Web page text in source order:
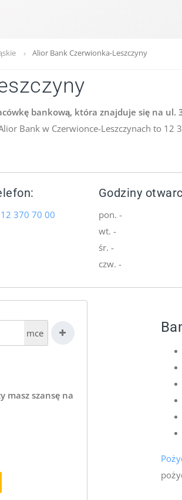
Alior Bank Czerwionka-Leszczyny
bankową, która znajduje się na ul.
Bank w Czerwionce-Leszczynach to
12 370 70 00
Godziny
pon. -
wt. -
śr. -
czw. -
mce
masz szansę na